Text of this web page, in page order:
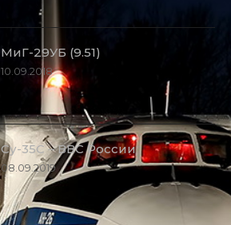
МиГ-29УБ (9.51)
10.09.2018
Су-35С – ВВС России
08.09.2019